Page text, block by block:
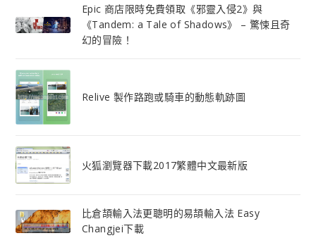
Epic 商店限時免費領取《邪靈入侵2》與
《Tandem: a Tale of Shadows》 – 驚悚且奇
幻的冒險！
Relive 製作路跑或騎車的動態軌跡圖
火狐瀏覽器下載2017繁體中文最新版
比倉頡輸入法更聰明的易頡輸入法 Easy
Changjei下載